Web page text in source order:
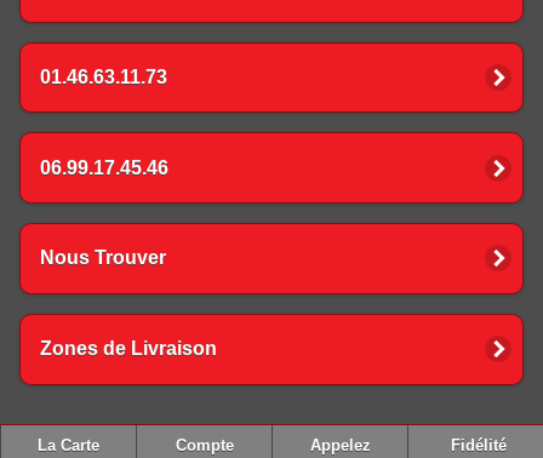
01.46.63.11.73
06.99.17.45.46
Nous Trouver
Zones de Livraison
La Carte Compte Appelez Fidélité